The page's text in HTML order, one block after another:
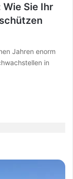
Sie Ihr
Jahren enorm
in